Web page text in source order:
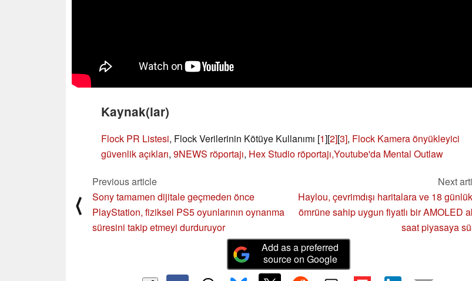
Kaynak(lar)
Flock PR Listesi, Flock Verilerinin Kötüye Kullanımı [1][2][3], Flock Kamera önyükleyici
güvenlik açıkları, 9NEWS röportajı, Hex Studio röportajı,Youtube'da Mental Outlaw
⟨
Previous article
Sony tamamen dijitale geçmeden önce
PlayStation, fiziksel PS5 oyunlarının oynanma
süresini takip etmeyi durduruyor
Next
Haylou, çevrimdışı haritalara ve 18
ömrüne sahip uygun fiyatlı bir AMOLED
saat piyasaya
Add as a preferred
source on Google